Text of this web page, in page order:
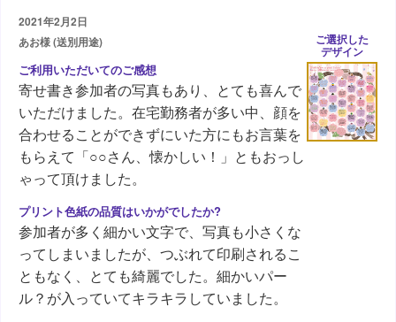
2021年2月2日
あお様 (送別用途)
寄せ書き参加者の写真もあり、とても喜んで
いただけました。在宅勤務者が多い中、顔を
合わせることができずにいた方にもお言葉を
もらえて「○○さん、懐かしい！」ともおっし
ゃって頂けました。
参加者が多く細かい文字で、写真も小さくな
ってしまいましたが、つぶれて印刷されるこ
ともなく、とても綺麗でした。細かいパー
ル？が入っていてキラキラしていました。
ご選択した
デザイン